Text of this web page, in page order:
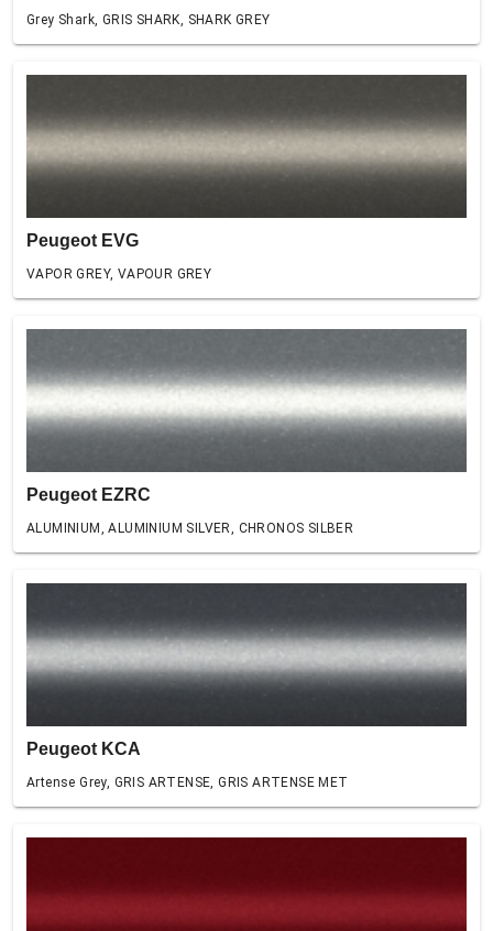
Grey Shark, GRIS SHARK, SHARK GREY
Peugeot EVG
VAPOR GREY, VAPOUR GREY
Peugeot EZRC
ALUMINIUM, ALUMINIUM SILVER, CHRONOS SILBER
Peugeot KCA
Artense Grey, GRIS ARTENSE, GRIS ARTENSE MET